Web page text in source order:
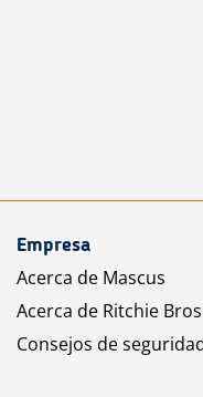
Empresa
Acerca de Mascus
Acerca de Ritchie
Consejos de